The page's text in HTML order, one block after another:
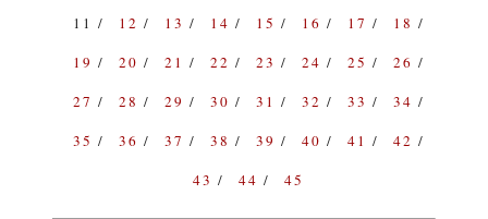
11
12 13 14 15 16 17
18
19
20 21 22 23 24 25
26
27
28 29 30 31 32 33
34
35
36 37 38 39 40 41
42
43
44 45